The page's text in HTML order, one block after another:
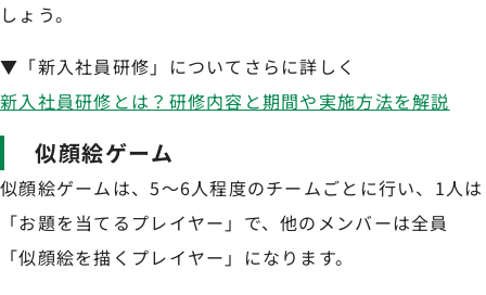
しょう。
▼「新入社員研修」についてさらに詳しく
新入社員研修とは？研修内容と期間や実施方法を解説
似顔絵ゲーム
似顔絵ゲームは、5〜6人程度のチームごとに行い、1人は
「お題を当てるプレイヤー」で、他のメンバーは全員
「似顔絵を描くプレイヤー」になります。